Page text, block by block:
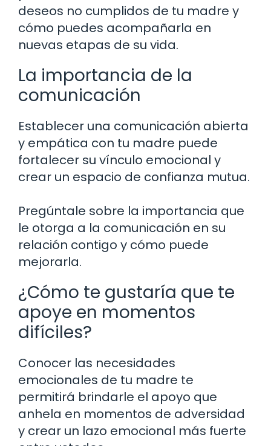
deseos no cumplidos de tu madre y
cómo puedes acompañarla en
nuevas etapas de su vida.
La importancia de la
comunicación
Establecer una comunicación abierta
y empática con tu madre puede
fortalecer su vínculo emocional y
crear un espacio de confianza mutua.
Pregúntale sobre la importancia que
le otorga a la comunicación en su
relación contigo y cómo puede
mejorarla.
¿Cómo te gustaría que te
apoye en momentos
difíciles?
Conocer las necesidades
emocionales de tu madre te
permitirá brindarle el apoyo que
anhela en momentos de adversidad
y crear un lazo emocional más fuerte